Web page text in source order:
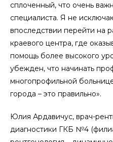
сплоченный, что очень
специалиста. Я не
впоследствии перейти на
краевого центра, где
помощь более высокого
убежден, что начинать
многопрофильной
города – это правильно».
Юлия Ардавичус, врач-
диагностики ГКБ №4